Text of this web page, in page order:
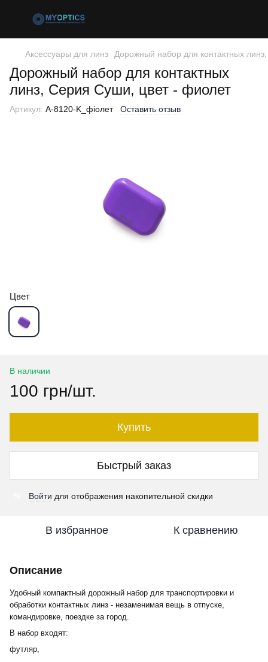
Аксессуары для линз Дорожный набор для контактных
Дорожный набор для контактных
линз, Серия Суши, цвет - фиолет
Артикул: A-8120-K_фіолет Оставить отзыв
Цвет
В наличии
100 грн/шт.
Купить
Быстрый заказ
Войти для отображения накопительной скидки
В избранное К сравнению
Описание
Удобный компактный дорожный набор для транспортировки и
обработки контактных линз - незаменимая вещь в отпуске,
командировке, поездке за город.
В набор входят:
футляр,